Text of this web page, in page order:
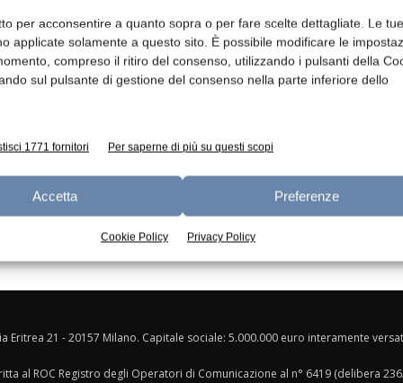
per acconsentire a quanto sopra o per fare scelte dettagliate. Le tue
applicate solamente a questo sito. È possibile modificare le
compreso il ritiro del consenso, utilizzando i pulsanti della
sul pulsante di gestione del consenso nella parte inferiore dello
1771 fornitori Per saperne di più su questi scopi
Accetta Preferenze
Cookie Policy Privacy Policy
Meno sprechi di prodotto in
linea
redazione 1 Novembre 2016
n.7
Eritrea 21 - 20157 Milano. Capitale sociale: 5.000.000 euro interamente
al ROC Registro degli Operatori di Comunicazione al n° 6419 (delibera